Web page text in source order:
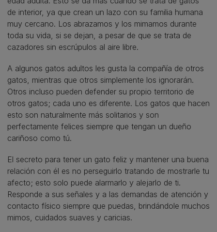
de interior, ya que crean un lazo con su familia humana
muy cercano. Los abrazamos y los mimamos durante
toda su vida, si se dejan, a pesar de que se trata de
cazadores sin escrúpulos al aire libre.
A algunos gatos adultos les gusta la compañía de otros
gatos, mientras que otros simplemente los ignorarán.
Otros incluso pueden defender su propio territorio de
otros gatos; cada uno es diferente. Los gatos que hacen
esto son naturalmente más solitarios y son
perfectamente felices siempre que tengan un dueño
cariñoso como tú.
El secreto para tener un gato feliz y mantener una buena
relación con él es no perseguirlo tratando de mostrarle tu
afecto; esto solo puede alarmarlo y alejarlo de ti.
Responde a sus señales y a las demandas de atención y
contacto físico siempre que puedas, brindándole muchos
mimos, cuidados suaves y caricias.